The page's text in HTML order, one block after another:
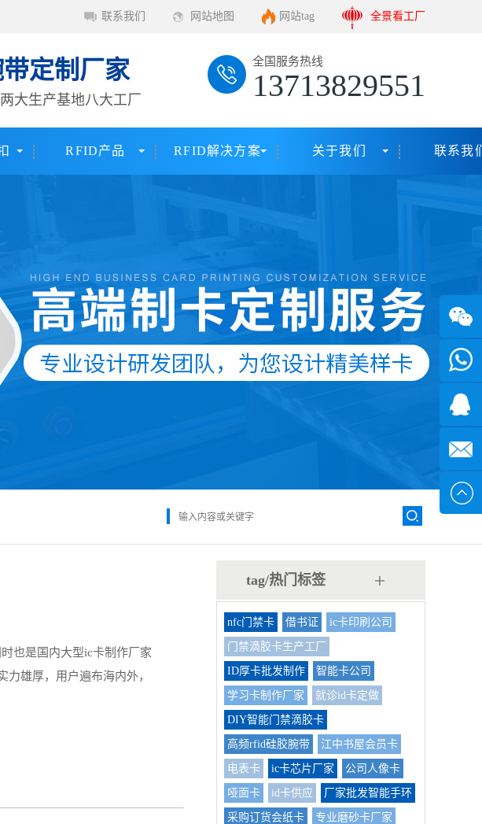
联系我们 网站地图 网站tag 全景看工厂
定制厂家
大生产基地八大工厂
全国服务热线
13713829551
RFID产品 RFID解决方案 关于我们 联系我
也是国内大型ic卡制作厂家
雄厚，用户遍布海内外，
tag/热门标签
nfc门禁卡 借书证 ic卡印刷公司
门禁滴胶卡生产工厂
ID厚卡批发制作 智能卡公司
学习卡制作厂家 就诊id卡定做
DIY智能门禁滴胶卡
高频rfid硅胶腕带 江中书屋会员卡
电表卡 ic卡芯片厂家 公司人像卡
哑面卡 id卡供应 厂家批发智能手环
采购订货会纸卡 专业磨砂卡厂家
微信
7*24小
时